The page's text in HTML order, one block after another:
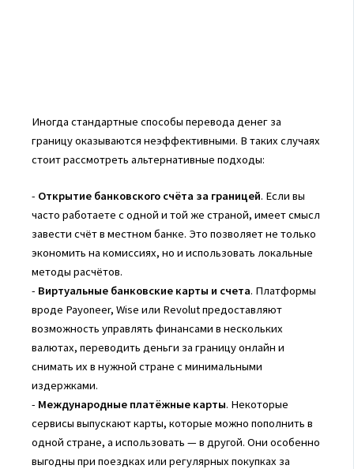
Иногда стандартные способы перевода денег за
границу оказываются неэффективными. В таких случаях
стоит рассмотреть альтернативные подходы:
- Открытие банковского счёта за границей. Если вы
часто работаете с одной и той же страной, имеет смысл
завести счёт в местном банке. Это позволяет не только
экономить на комиссиях, но и использовать локальные
методы расчётов.
- Виртуальные банковские карты и счета. Платформы
вроде Payoneer, Wise или Revolut предоставляют
возможность управлять финансами в нескольких
валютах, переводить деньги за границу онлайн и
снимать их в нужной стране с минимальными
издержками.
- Международные платёжные карты. Некоторые
сервисы выпускают карты, которые можно пополнить в
одной стране, а использовать — в другой. Они особенно
выгодны при поездках или регулярных покупках за